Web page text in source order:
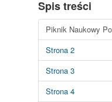
Spis treści
Piknik Naukowy
Strona 2
Strona 3
Strona 4